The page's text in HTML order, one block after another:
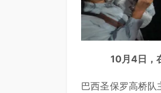
10月4日，
巴西圣保罗高桥队